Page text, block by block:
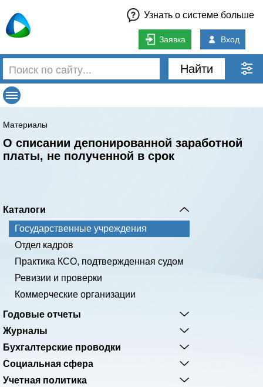
Узнать о системе больше
Заявка Вход
Найти
Материалы
О списании депонированной заработной
платы, не полученной в срок
Каталоги
Государственные учреждения
Отдел кадров
Практика КСО, подтвержденная судом
Ревизии и проверки
Коммерческие организации
Годовые отчеты
Журналы
Бухгалтерские проводки
Социальная сфера
Учетная политика